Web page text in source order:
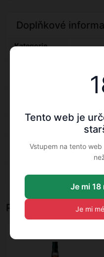
Tento web je
Vstupem na tento
Je mi
Je mi
Doplňkové
Kategorie
Objem: 0,5 l 0,5 l —
Obsah
40 % —
Podobné produkty